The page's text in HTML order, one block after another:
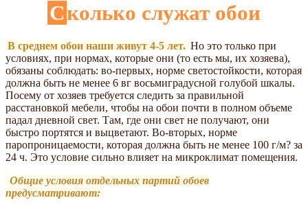
Сколько служат обои
В среднем обои наши живут 4-5 лет. Но это только при
условиях, при нормах, которые они (то есть мы, их хозяева),
обязаны соблюдать: во-первых, норме светостойкости, которая
должна быть не менее 6 вг восьмиградусной голубой шкалы.
Посему от хозяев требуется следить за правильной
расстановкой мебели, чтобы на обои почти в полном объеме
падал дневной свет. Там, где они свет не получают, они
быстро портятся и выцветают. Во-вторых, норме
паропроницаемости, которая должна быть не менее 100 г/м? за
24 ч. Это условие сильно влияет на микроклимат помещения.
Общие условия отдельных партий обоев
предусматривают: